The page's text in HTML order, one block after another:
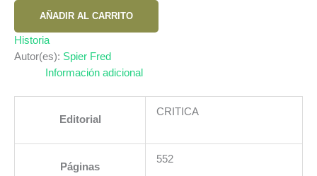
LUGAR
HOMBRE
EN
AÑADIR AL CARRITO
Historia
Autor(es): Spier Fred
Información adicional
Editorial
CRITICA
Páginas
552